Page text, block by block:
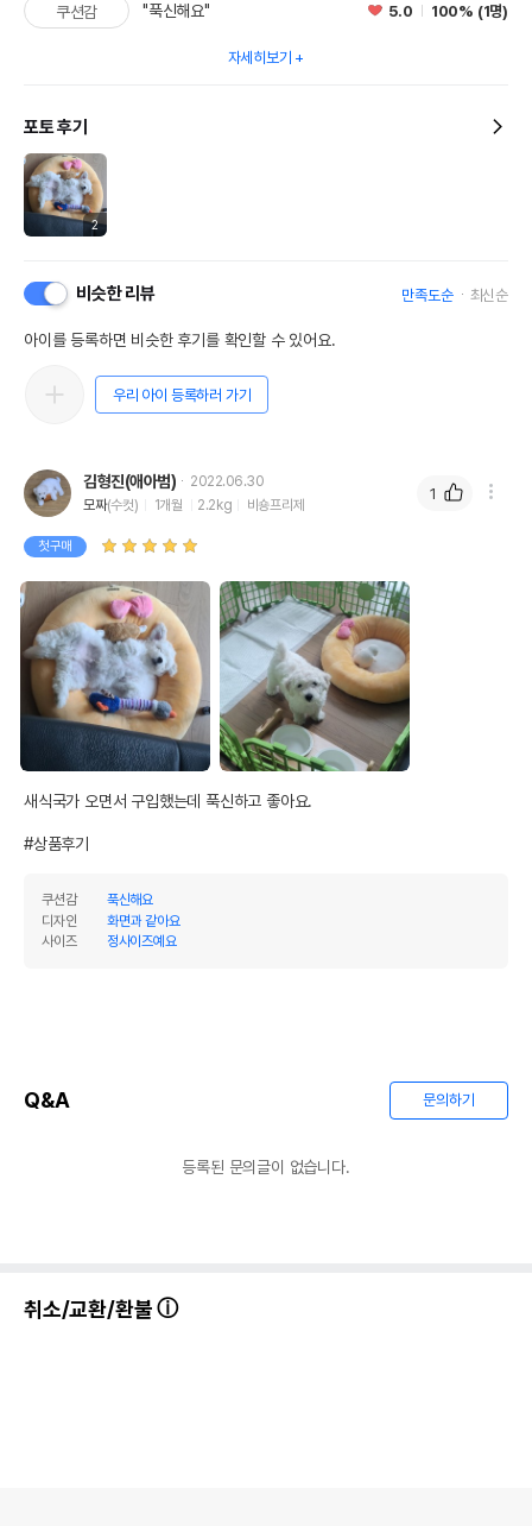
쿠션감 "푹신해요" 5.0 100% (1명)
자세히보기
포토 후기
2
비슷한 리뷰 만족도순 최신순
아이를 등록하면 비슷한 후기를 확인할 수 있어요.
우리 아이 등록하러 가기
김형진(애아범)
2022.06.30
모짜(수컷) 1개월 2.2kg 비숑프리제
첫구매
새식국가 오면서 구입했는데 푹신하고 좋아요.
#상품후기
쿠션감
푹신해요
디자인
화면과 같아요
사이즈
정사이즈예요
1
Q&A 문의하기
등록된 문의글이 없습니다.
취소/교환/환불